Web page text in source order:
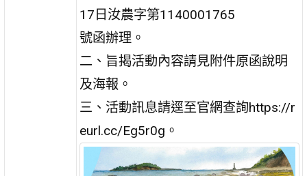
17日汝農字第1140001765
號函辦理。
二、旨揭活動內容請見附件原函說明
及海報。
三、活動訊息請逕至官網查詢https://r
eurl.cc/Eg5r0g。